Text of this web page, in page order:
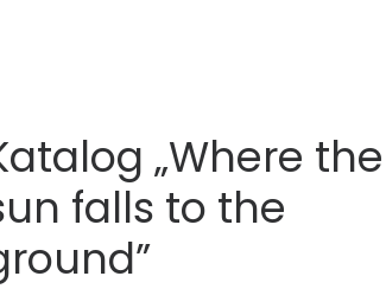
„Where the
falls to the